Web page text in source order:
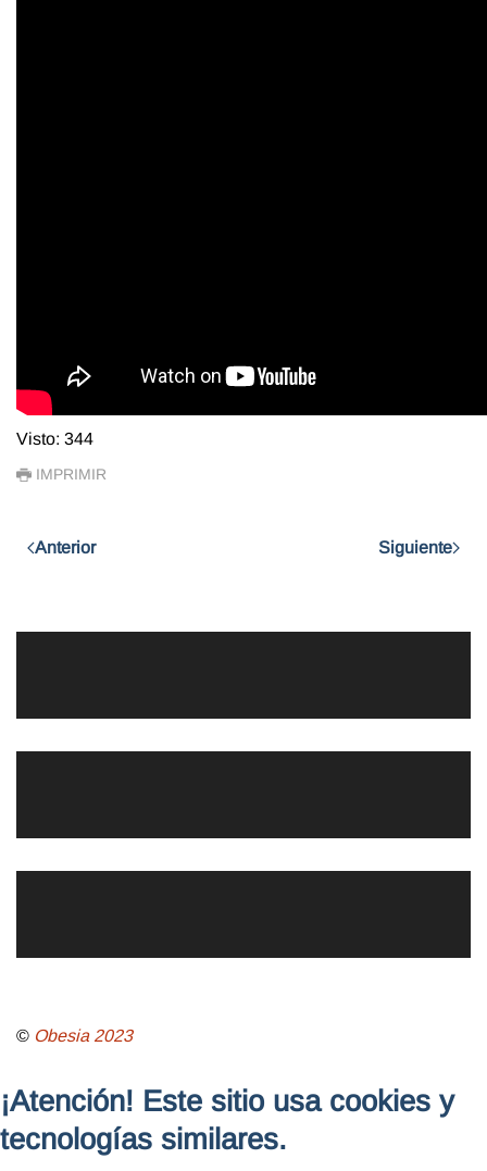
Visto: 344
IMPRIMIR
Anterior Siguiente
© Obesia2023
¡Atención! Este sitio usa cookies y
tecnologías similares.